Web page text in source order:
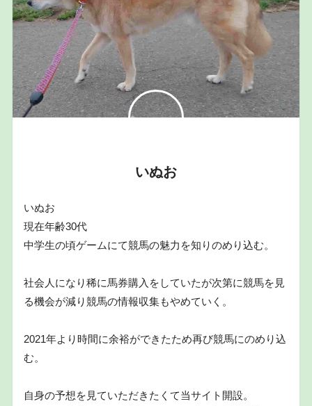
いぬお
いぬお
現在年齢30代
中学生の頃ゲームにて競馬の魅力を知りのめり込む。
社会人になり稀に馬券購入をしていたが次第に競馬を見
る機会が減り競馬の情報収集もやめていく。
2021年より時間に余裕ができたため再び競馬にのめり込
む。
自身の予想を見ていただきたくて当サイト開設。